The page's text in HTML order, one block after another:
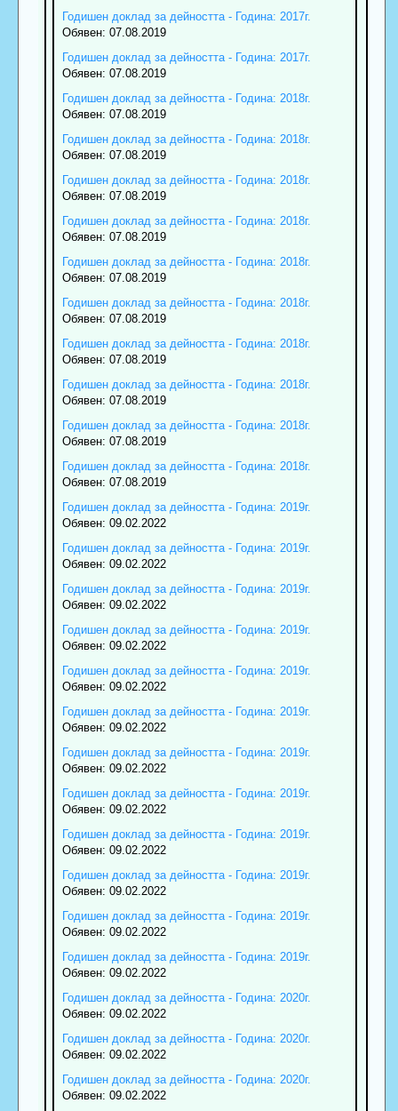
Годишен доклад за дейността - Година: 2017г.
Обявен: 07.08.2019
Годишен доклад за дейността - Година: 2017г.
Обявен: 07.08.2019
Годишен доклад за дейността - Година: 2018г.
Обявен: 07.08.2019
Годишен доклад за дейността - Година: 2018г.
Обявен: 07.08.2019
Годишен доклад за дейността - Година: 2018г.
Обявен: 07.08.2019
Годишен доклад за дейността - Година: 2018г.
Обявен: 07.08.2019
Годишен доклад за дейността - Година: 2018г.
Обявен: 07.08.2019
Годишен доклад за дейността - Година: 2018г.
Обявен: 07.08.2019
Годишен доклад за дейността - Година: 2018г.
Обявен: 07.08.2019
Годишен доклад за дейността - Година: 2018г.
Обявен: 07.08.2019
Годишен доклад за дейността - Година: 2018г.
Обявен: 07.08.2019
Годишен доклад за дейността - Година: 2018г.
Обявен: 07.08.2019
Годишен доклад за дейността - Година: 2019г.
Обявен: 09.02.2022
Годишен доклад за дейността - Година: 2019г.
Обявен: 09.02.2022
Годишен доклад за дейността - Година: 2019г.
Обявен: 09.02.2022
Годишен доклад за дейността - Година: 2019г.
Обявен: 09.02.2022
Годишен доклад за дейността - Година: 2019г.
Обявен: 09.02.2022
Годишен доклад за дейността - Година: 2019г.
Обявен: 09.02.2022
Годишен доклад за дейността - Година: 2019г.
Обявен: 09.02.2022
Годишен доклад за дейността - Година: 2019г.
Обявен: 09.02.2022
Годишен доклад за дейността - Година: 2019г.
Обявен: 09.02.2022
Годишен доклад за дейността - Година: 2019г.
Обявен: 09.02.2022
Годишен доклад за дейността - Година: 2019г.
Обявен: 09.02.2022
Годишен доклад за дейността - Година: 2019г.
Обявен: 09.02.2022
Годишен доклад за дейността - Година: 2020г.
Обявен: 09.02.2022
Годишен доклад за дейността - Година: 2020г.
Обявен: 09.02.2022
Годишен доклад за дейността - Година: 2020г.
Обявен: 09.02.2022